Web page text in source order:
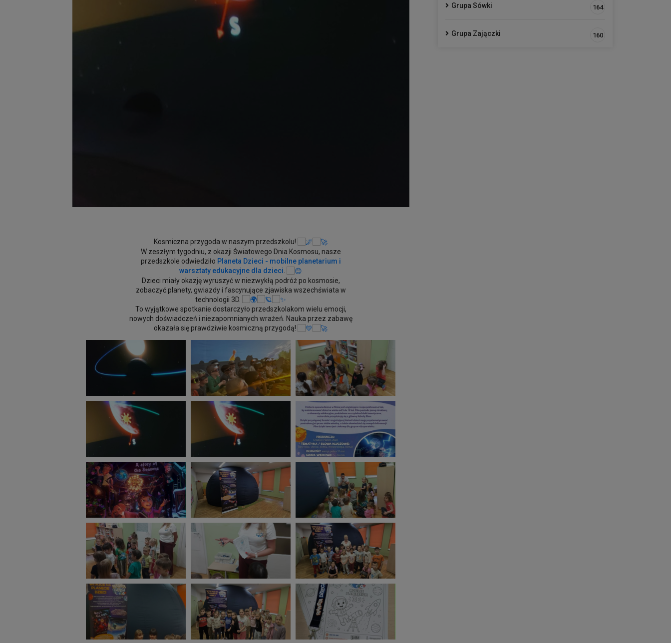
Kosmiczna przygoda w naszym przedszkolu!
W zeszłym tygodniu, z okazji Światowego Dnia Kosmosu, nasze
przedszkole odwiedziło Planeta Dzieci - mobilne planetarium i
warsztaty edukacyjne dla dzieci
Dzieci miały okazję wyruszyć w niezwykłą podróż po kosmosie,
zobaczyć planety, gwiazdy i fascynujące zjawiska wszechświata w
technologii 3D.
To wyjątkowe spotkanie dostarczyło przedszkolakom wielu emocji,
nowych doświadczeń i niezapomnianych wrażeń. Nauka przez zabawę
okazała się prawdziwie kosmiczną przygodą!
Grupa Sówki 164
Grupa Zajączki 160